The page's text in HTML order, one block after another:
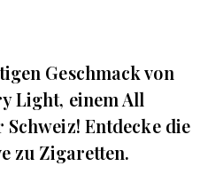
Geschmack von
Light, einem All
Schweiz! Entdecke die
zu Zigaretten.